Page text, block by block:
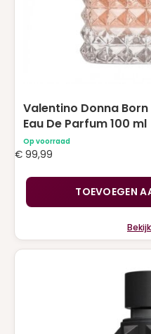
Valentino Donna
Eau De Parfum 100 ml
Op voorraad
€ 99,99
TOEVOEGEN